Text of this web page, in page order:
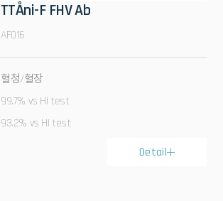
TTÅni-F FHV Ab
AF016
혈청/혈장
99.7% vs HI test
93.2% vs HI test
Detail